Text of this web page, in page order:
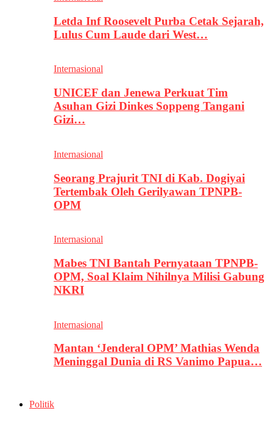
Letda Inf Roosevelt Purba Cetak Sejarah,
Lulus Cum Laude dari West…
Internasional
UNICEF dan Jenewa Perkuat Tim
Asuhan Gizi Dinkes Soppeng Tangani
Gizi…
Internasional
Seorang Prajurit TNI di Kab. Dogiyai
Tertembak Oleh Gerilyawan TPNPB-
OPM
Internasional
Mabes TNI Bantah Pernyataan TPNPB-
OPM, Soal Klaim Nihilnya Milisi Gabung
NKRI
Internasional
Mantan ‘Jenderal OPM’ Mathias Wenda
Meninggal Dunia di RS Vanimo Papua…
Politik